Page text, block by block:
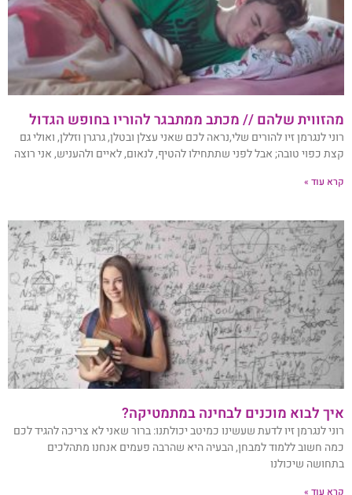
מהזווית שלהם // מכתב ממתבגר להוריו בחופש הגדול
רוני לנגרמן זיו להורים שלי,נראה לכם שאני עצלן ובטלן, גרגרן וזללן, ואולי גם
קצת כפוי טובה; אבל לפני שתתחילו להטיף, לנאום, לאיים ולהעניש, אני רוצה
קרא עוד »
איך לבוא מוכנים לבחינה במתמטיקה?
רוני לנגרמן זיו לדעת שעשינו כמיטב יכולתנו: ברור שאני לא צריכה להגיד לכם
כמה חשוב ללמוד למבחן, הבעיה היא שהרבה פעמים אנחנו מתהלכים
בתחושה שיכולנו
קרא עוד »